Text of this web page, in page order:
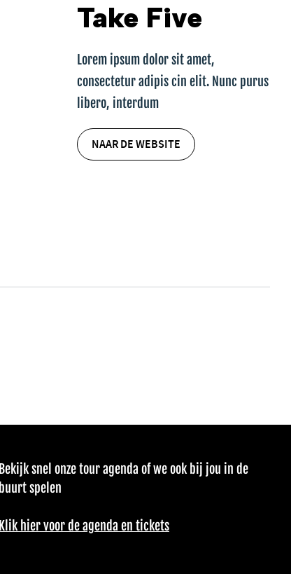
Take Five
Lorem ipsum dolor sit amet,
consectetur adipis cin elit. Nunc purus
libero, interdum
NAAR DE WEBSITE
Bekijk snel onze tour agenda of we ook bij jou in de
buurt spelen
Klik hier voor de agenda en tickets